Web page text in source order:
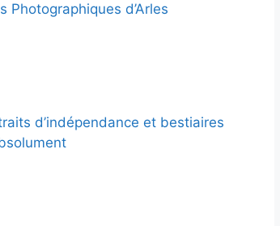
Photographiques d’Arles
d’indépendance et bestiaires